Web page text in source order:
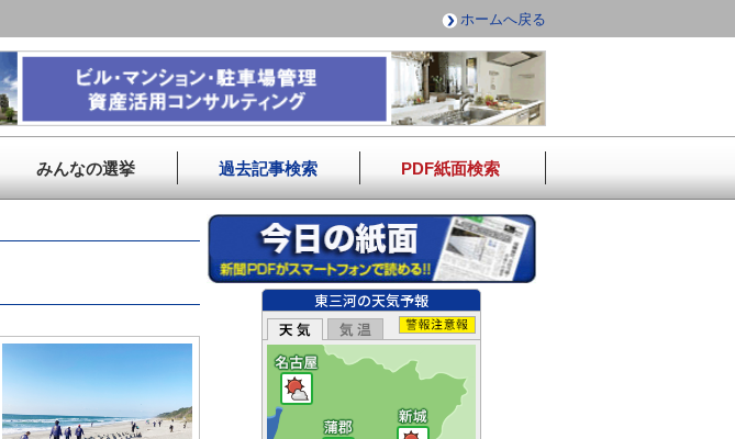
ホームへ戻る
みんなの選挙 過去記事検索 PDF紙面検索